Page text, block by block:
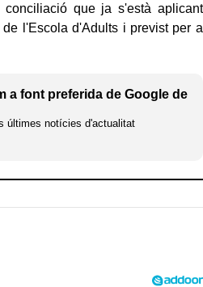
que ja s'està aplicant
l'Escola d'Adults i previst per a
a font preferida de Google de
últimes notícies d'actualitat